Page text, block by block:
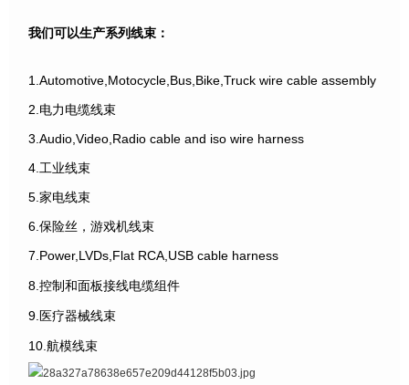
我们可以生产系列线束：
1.Automotive,Motocycle,Bus,Bike,Truck wire cable assembly
2.电力电缆线束
3.Audio,Video,Radio cable and iso wire harness
4.工业线束
5.家电线束
6.保险丝，游戏机线束
7.Power,LVDs,Flat RCA,USB cable harness
8.控制和面板接线电缆组件
9.医疗器械线束
10.航模线束